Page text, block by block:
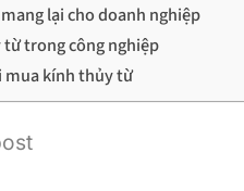
lại cho doanh nghiệp
trong công nghiệp
mua kính thủy từ